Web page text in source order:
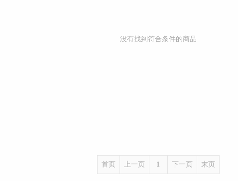
没有找到符合条件的商品
首页 上一页 1 下一页 末页